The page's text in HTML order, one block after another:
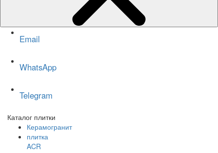
Email
WhatsApp
Telegram
Каталог плитки
Керамогранит
плитка
ACR